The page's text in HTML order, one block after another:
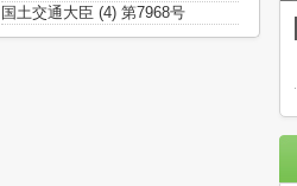
国土交通大臣 (4) 第7968号